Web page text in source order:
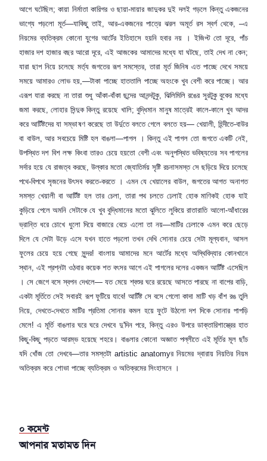
আগে ঘটেছিল; কায়া নির্মাতা কারিগর ও ছায়া-মায়ার জাদুকর দুই দলই গড়লে কিন্তু একজনের
ভাগ্যে পড়লো মূর্ত—যাকিছু তাই, আর-একজনের পাত্রে ঝরল অমূর্ত রস স্বর্গ থেকে, –এ
নিয়মের ব্যতিক্রম কোনো যুগের আর্টের ইতিহাসে হয়নি হবার নয় । ইজিপ্ট তো দূরে,পাঁচ
হাজার দশ হাজার বছর আরো দূরে,এই আজকের আমাদের মধ্যে যা ঘটছে,তাই দেখ না কেন;
যারা ছাপ নিয়ে চলেছে মর্ত্য জগতের রূপ সমস্তের,তারা মূর্ত জিনিষ এত পাচ্ছে দেখে সময়ে
সময়ে আমারও লোভ হয়,—টাকা পাচ্ছে হাততালি পাচ্ছে অহংকে খুব বেশী করে পাচ্ছে। আর
এরূপ যারা করছে না তারা শুধু আঁকা-বাঁকা ছন্দের আনন্দটুকু, ঝিলিমিলি রঙের সুরটুকু বুকের মধ্যে
জমা করছে,লোহার সিন্দুক কিন্তু রয়েছে খালি;বুদ্ধিমান মানুষ মাত্রেই কালে-কালে খুব আদর
করে আর্টিষ্টদের যা সম্ভাষণ করেছে তা উর্দুতে বলতে গেলে বলতে হয়— খেয়ালী,হিন্দীতে-বাউর
বা বাউল,আর সবচেয়ে মিষ্টি হল বাঙলা—পাগল । কিন্তু এই পাগল তো জগতে একটি নেই,
উপস্থিত দশ বিশ লক্ষ কিংবা তারও চেয়ে হয়তো বেশী এবং অনুপস্থিত ভবিষ্যতের সব পাগলের
সর্দার হয়ে যে রাজত্ব করছে, উল্কার মতো জ্যোতির্ময় সৃষ্টি রচনাসমস্ত সে ছড়িয়ে দিয়ে চলেছে
পথে-বিপথে সৃজনের উৎসব করতে-করতে । এমন যে খেয়ালের বাউল, জগতের আগত অনাগত
সমস্ত খেয়ালী বা আর্টিষ্ট হল তার চেলা,তারা পথ চলতে ঢেলাই হোক মাণিকই হোক যাই
কুড়িয়ে পেলে অমনি সেটাকে যে খুব বুদ্ধিমানের মতো ঝুলিতে লুকিয়ে রাতারাতি আলো-আঁধারের
ভ্রান্তি ধরে চোখে ধুলো দিয়ে বাজারে বেচে এলো তা নয়—মাটির ঢেলাকে এমন করে ছেড়ে
দিলে যে সেটা উড়ে এসে যখন হাতে পড়লো তখন দেখি সোনার চেয়ে সেটা মূল্যবান,আসল
ফুলের চেয়ে হয়ে গেছে সুন্দর! বাংলায় আমাদের মনে আর্টের মধ্যে অস্থিবিদ্যার কোনখানে
স্থান, এই প্রশ্নটা ওঠবার কয়েক শত বৎসর আগে এই পাগলের দলের একজন আর্টিষ্ট এসেছিল
। সে জেগে বসে স্বপন দেখলে— যত মেয়ে শ্বশুর ঘরে রয়েছে আসতে পারছে না বাপের বাড়ি,
একটা মূর্তিতে সেই সবারই রূপ ফুটিয়ে যাবে! আর্টিষ্ট সে বসে গেলো কাদা মাটি খড় বাঁশ রঙ তুলি
নিয়ে, দেখতে-দেখতে মাটির প্রতিমা সোনার কমল হয়ে ফুটে উঠলো দশ দিকে সোনার পাপড়ি
মেলে! এ মূর্তি বাঙলার ঘরে ঘরে দেখবে দু'দিন পরে,কিন্তু এরও উপরে ডাক্তারিশাস্ত্রের হাত
কিছু-কিছু পড়তে আরম্ভ হয়েছে শহরে। বাঙলার কোনো অজ্ঞাত পল্লীতে এই মূর্তির মূল ছাঁচ
যদি খোঁজ তো দেখবে—তার সমস্তটা artistic anatomyর নিয়মের দ্বারায় নিয়তির নিয়ম
অতিক্রম করে শোভা পাচ্ছে ব্যতিক্রম ও অতিক্রমের সিংহাসনে ।
আপনার মতামত দিন
০ কমেন্ট